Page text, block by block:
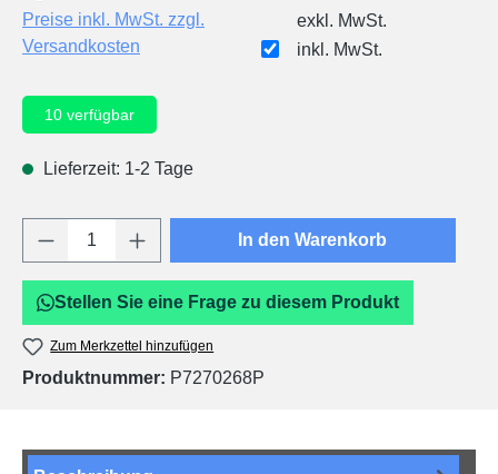
Preise inkl. MwSt. zzgl.
Versandkosten
exkl. MwSt.
inkl. MwSt.
10 verfügbar
Lieferzeit: 1-2 Tage
Produkt Anzahl: Gib den gewünschten
In den Warenkorb
Stellen Sie eine Frage zu diesem Produkt
Zum Merkzettel hinzufügen
Produktnummer: P7270268P